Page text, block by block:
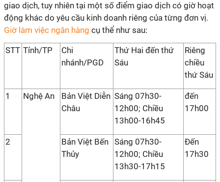
giao dịch, tuy nhiên tại một số điểm giao dịch có giờ hoạt
động khác do yêu cầu kinh doanh riêng của từng đơn vị.
Giờ làm việc ngân hàng cụ thể như sau:
STT Tỉnh/TP
Chi
nhánh/PGD
Thứ Hai đến thứ
Sáu
Riêng
chiều
thứ Sáu
1 Nghệ An
Bản Việt Diễn
Châu
Sáng 07h30-
12h00; Chiều
13h00-16h45
đến
17h00
2
Bản Việt Bến
Thủy
Sáng 07h30-
12h00; Chiều
13h30-17h15
Đến
17h30